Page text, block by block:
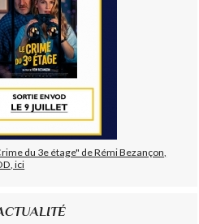
du 3e étage" de Rémi Bezançon,
ici